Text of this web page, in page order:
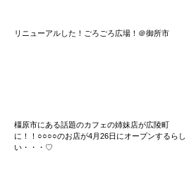
リニューアルした！ごろごろ広場！＠御所市
橿原市にある話題のカフェの姉妹店が広陵町
に！！○○○○のお店が4月26日にオープンするらし
い・・・♡